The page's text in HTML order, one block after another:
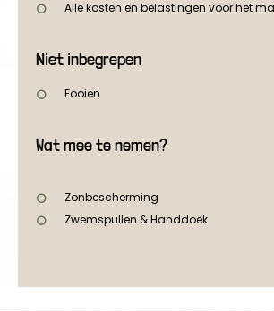
Alle kosten en belastingen voor het
Niet inbegrepen
Fooien
Wat mee te nemen?
Zonbescherming
Zwemspullen & Handdoek